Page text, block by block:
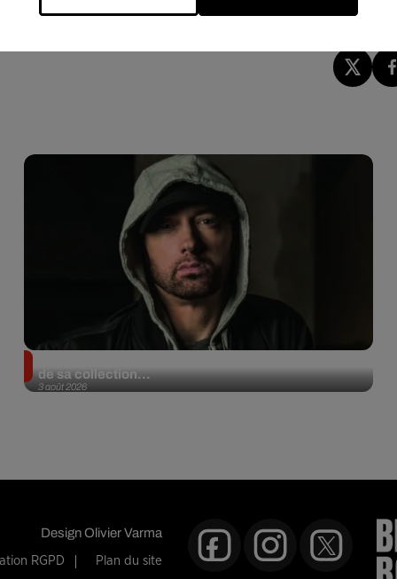
si J.Lo a bien lu le script…
3 août 2026
de sa collection...
DesignOlivier Varma
RGPD Plan du site